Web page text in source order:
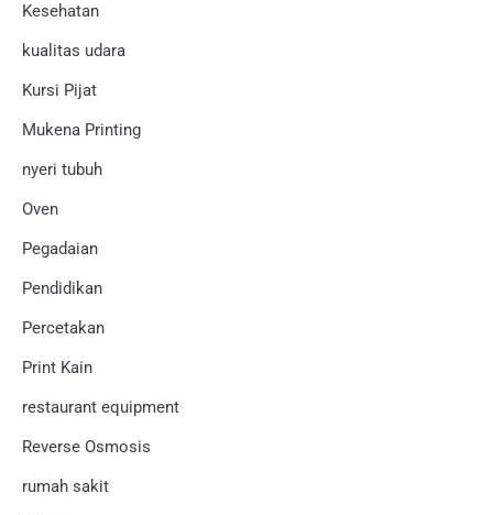
Kesehatan
kualitas udara
Kursi Pijat
Mukena Printing
nyeri tubuh
Oven
Pegadaian
Pendidikan
Percetakan
Print Kain
restaurant equipment
Reverse Osmosis
rumah sakit